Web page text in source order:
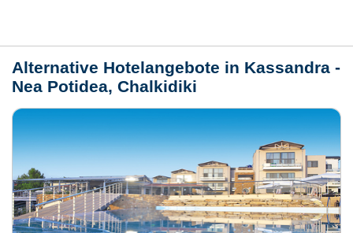
Alternative Hotelangebote in Kassandra -
Nea Potidea, Chalkidiki